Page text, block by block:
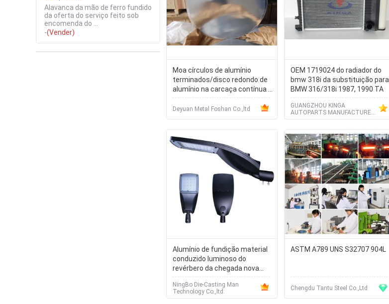
Alavanca da mão de ferro fundido
da oferta do serviço feito sob
encomenda do ...
-(Vender)
Moa círculos de alumínio
terminados/disco redondo de
alumínio na carcaça contínua e
laminado a alta temperatura
Deyuan Metal Foshan Co.,ltd
OEM 1719024 do radiador do
bmw 318i da substituição para
BMW 316/318i 1987, 1990 TA
GUANGZHOU KINGA
AUTOPARTS MANUFACTURE
CO.,LTD.
Alumínio de fundição material
conduzido luminoso do
revérbero da chegada nova
para a estrada principal
exterior
NingBo Die-Casting Man
Technology Co.,ltd.
ASTM A789 UNS S32707 904L
Chengdu Tantu Steel Co.,Ltd